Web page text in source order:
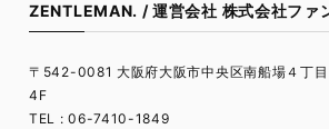
ZENTLEMAN. / 運営会社 株式会社ファ
〒542-0081 大阪府大阪市中央区南船場４丁
4F
TEL : 06-7410-1849